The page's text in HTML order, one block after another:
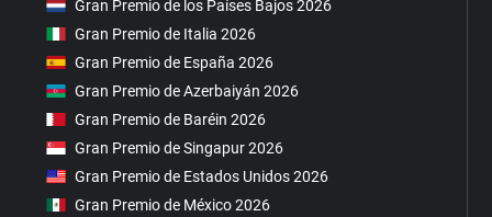
Gran Premio de los Países Bajos 2026
Gran Premio de Italia 2026
Gran Premio de España 2026
Gran Premio de Azerbaiyán 2026
Gran Premio de Baréin 2026
Gran Premio de Singapur 2026
Gran Premio de Estados Unidos 2026
Gran Premio de México 2026